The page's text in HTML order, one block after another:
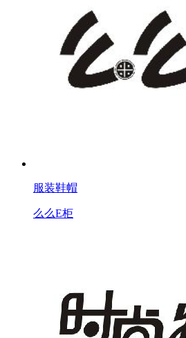
服装鞋帽
么么E柜